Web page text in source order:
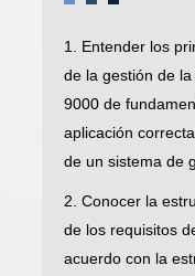
1. Entender los
de la gestión de
9000 de
aplicación
de un sistema de
2. Conocer la
de los requisitos
acuerdo con la